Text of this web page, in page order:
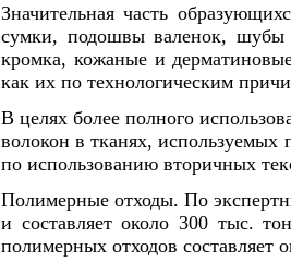
Значительная часть
сумки, подошвы валенок, шубы
кромка, кожаные и
как их по технологическим
В целях более полного
волокон в тканях,
по использованию вторичных
Полимерные отходы. По
и составляет около 300 тыс.
полимерных отходов составляет